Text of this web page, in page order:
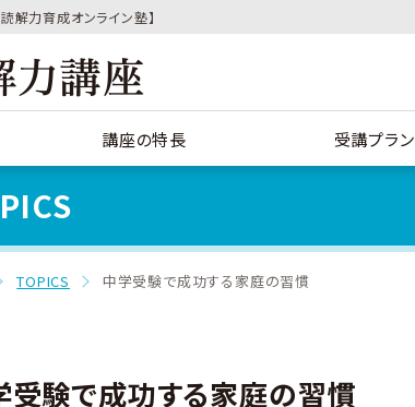
解力育成オンライン塾】
講座の特長 受講プラン
TOPICS 中学受験で成功する家庭の習慣
受験で成功する家庭の習慣